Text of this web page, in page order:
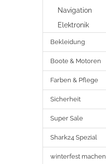
Navigation
Elektronik
Bekleidung
Boote & Motoren
Farben & Pflege
Sicherheit
Super Sale
Shark24 Spezial
winterfest machen